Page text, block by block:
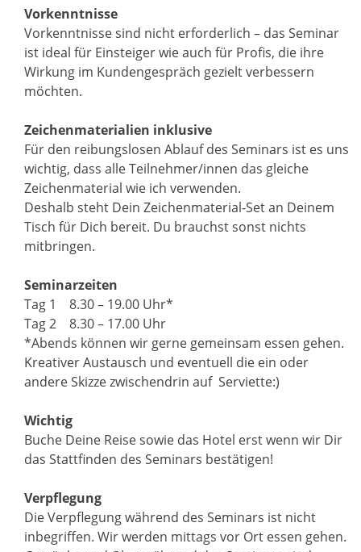
Vorkenntnisse
Vorkenntnisse sind nicht erforderlich – das Seminar
ist ideal für Einsteiger wie auch für Profis, die ihre
Wirkung im Kundengespräch gezielt verbessern
möchten.
Zeichenmaterialien inklusive
Für den reibungslosen Ablauf des Seminars ist es uns
wichtig, dass alle Teilnehmer/innen das gleiche
Zeichenmaterial wie ich verwenden.
Deshalb steht Dein Zeichenmaterial-Set an Deinem
Tisch für Dich bereit. Du brauchst sonst nichts
mitbringen.
Seminarzeiten
Tag 1 8.30 – 19.00 Uhr*
Tag 2 8.30 – 17.00 Uhr
*Abends können wir gerne gemeinsam essen gehen.
Kreativer Austausch und eventuell die ein oder
andere Skizze zwischendrin auf Serviette:)
Wichtig
Buche Deine Reise sowie das Hotel erst wenn wir Dir
das Stattfinden des Seminars bestätigen!
Verpflegung
Die Verpflegung während des Seminars ist nicht
inbegriffen. Wir werden mittags vor Ort essen gehen.